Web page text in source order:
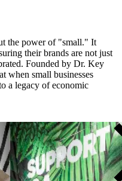
the power of "small." It
their brands are not just
Founded by Dr. Key
when small businesses
a legacy of economic